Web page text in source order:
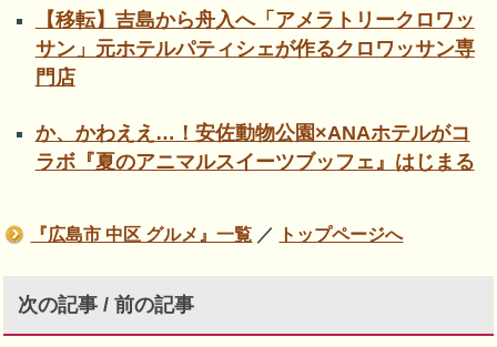
【移転】吉島から舟入へ「アメラトリークロワッ
サン」元ホテルパティシェが作るクロワッサン専
門店
か、かわええ…！安佐動物公園×ANAホテルがコ
ラボ『夏のアニマルスイーツブッフェ』はじまる
『広島市 中区 グルメ』一覧 ／ トップページへ
次の記事 / 前の記事